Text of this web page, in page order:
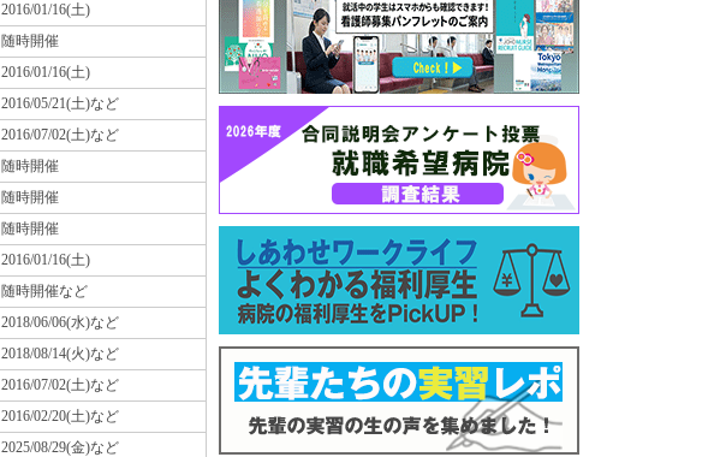
2016/01/16(土)
随時開催
2016/01/16(土)
2016/05/21(土)など
2016/07/02(土)など
随時開催
随時開催
随時開催
2016/01/16(土)
随時開催など
2018/06/06(水)など
2018/08/14(火)など
2016/07/02(土)など
2016/02/20(土)など
2025/08/29(金)など